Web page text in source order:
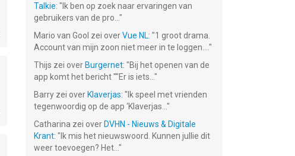
Talkie: " Ik ben op zoek naar ervaringen van
gebruikers van de pro... "
Mario van Gool zei overVue NL: "1 groot drama.
Account van mijn zoon niet meer in te loggen.... "
Thijs zei over Burgernet: "Bij het openen van de
app komt het bericht ""Er is iets... "
Barry zei over Klaverjas: " Ik speel met vrienden
tegenwoordig op de app ‘Klaverjas... "
Catharina zei over DVHN - Nieuws & Digitale
Krant: " Ik mis het nieuwswoord. Kunnen jullie dit
weer toevoegen? Het... "